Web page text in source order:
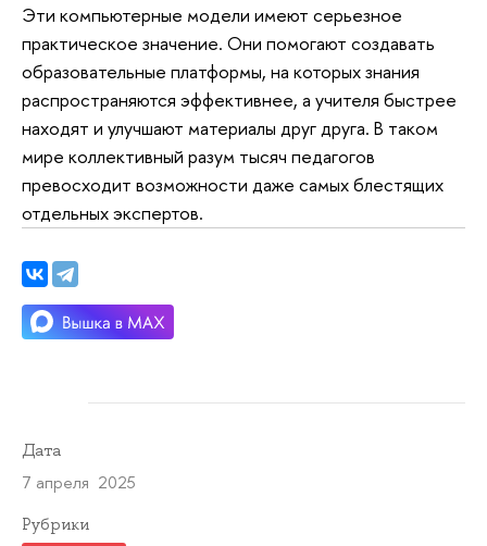
Эти компьютерные модели имеют серьезное
практическое значение. Они помогают создавать
образовательные платформы, на которых знания
распространяются эффективнее, а учителя быстрее
находят и улучшают материалы друг друга. В таком
мире коллективный разум тысяч педагогов
превосходит возможности даже самых блестящих
отдельных экспертов.​​
Дата
7 апреля 2025
Рубрики